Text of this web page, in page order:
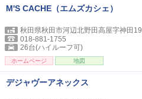
M'S CACHE（エムズカシェ）
秋田県秋田市河辺北野田高屋字神田19
018-881-1755
26台(ハイルーフ可)
ホームページ 地図
デジャヴーアネックス